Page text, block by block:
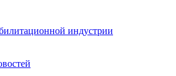
индустрии